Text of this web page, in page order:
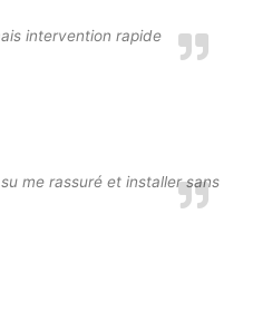
intervention rapide
me rassuré et installer sans